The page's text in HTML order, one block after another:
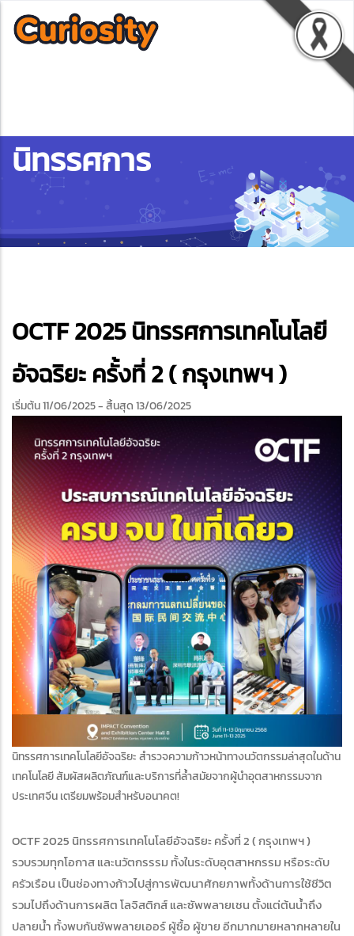
นิทรรศการ
OCTF 2025 นิทรรศการเทคโนโลยี
อัจฉริยะ ครั้งที่ 2 ( กรุงเทพฯ )
เริ่มต้น 11/06/2025- สิ้นสุด 13/06/2025
นิทรรศการเทคโนโลยีอัจฉริยะ สำรวจความก้าวหน้าทางนวัตกรรมล่าสุดในด้าน
เทคโนโลยี สัมผัสผลิตภัณฑ์และบริการที่ล้ำสมัยจากผู้นำอุตสาหกรรมจาก
ประเทศจีน เตรียมพร้อมสำหรับอนาคต!
OCTF 2025 นิทรรศการเทคโนโลยีอัจฉริยะ ครั้งที่ 2 ( กรุงเทพฯ )
รวบรวมทุกโอกาส และนวัตกรรรม ทั้งในระดับอุตสาหกรรม หรือระดับ
ครัวเรือน เป็นช่องทางก้าวไปสู่การพัฒนาศักยภาพทั้งด้านการใช้ชีวิต
รวมไปถึงด้านการผลิต โลจิสติกส์ และซัพพลายเชน ตั้งแต่ต้นน้ำถึง
ปลายน้ำ ทั้งพบกันซัพพลายเออร์ ผู้ซื้อ ผู้ขาย อีกมากมายหลากหลายใน